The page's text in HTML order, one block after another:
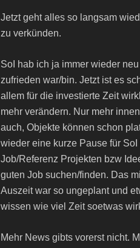
Jetzt geht alles so langsam
zu verkünden.
SoI hab ich ja immer wieder
zufrieden war/bin. Jetzt ist es
allem für die investierte Zeit
mehr verändern. Nur mehr
auch, Objekte können schon
wieder eine kurze Pause für
Job/Referenz Projekten bzw
guten Job suchen/finden. Das
Auszeit war so ungeplant und
wissen wie viel Zeit soetwas
Mehr News gibts vorerst nicht.